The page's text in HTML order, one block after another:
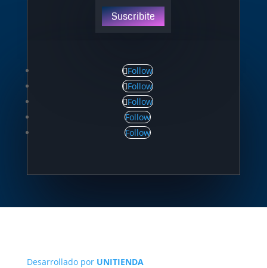
Suscribite
Follow
Follow
Follow
Follow
Follow
Desarrollado por UNITIENDA